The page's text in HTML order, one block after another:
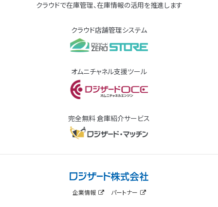
クラウドで在庫管理、在庫情報の活用を推進します
クラウド店舗管理システム
オムニチャネル支援ツール
完全無料 倉庫紹介サービス
企業情報 パートナー